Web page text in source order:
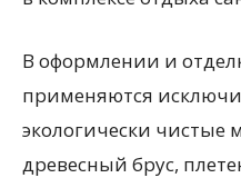
В оформлении и
применяются
экологически
древесный брус,